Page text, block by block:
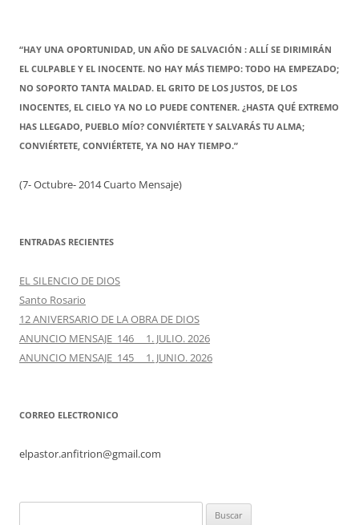
“HAY UNA OPORTUNIDAD, UN AÑO DE SALVACIÓN : ALLÍ SE DIRIMIRÁN
EL CULPABLE Y EL INOCENTE. NO HAY MÁS TIEMPO: TODO HA EMPEZADO;
NO SOPORTO TANTA MALDAD. EL GRITO DE LOS JUSTOS, DE LOS
INOCENTES, EL CIELO YA NO LO PUEDE CONTENER. ¿HASTA QUÉ EXTREMO
HAS LLEGADO, PUEBLO MÍO? CONVIÉRTETE Y SALVARÁS TU ALMA;
CONVIÉRTETE, CONVIÉRTETE, YA NO HAY TIEMPO.”
(7- Octubre- 2014 Cuarto Mensaje)
ENTRADAS RECIENTES
EL SILENCIO DE DIOS
Santo Rosario
12 ANIVERSARIO DE LA OBRA DE DIOS
ANUNCIO MENSAJE 146 1. JULIO. 2026
ANUNCIO MENSAJE 145 1. JUNIO. 2026
CORREO ELECTRONICO
elpastor.anfitrion@gmail.com